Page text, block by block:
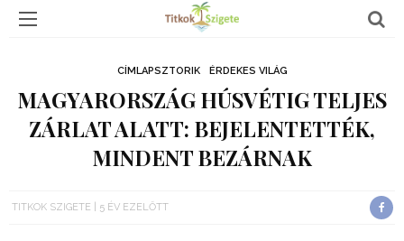
CÍMLAPSZTORIK ÉRDEKES VILÁG
MAGYARORSZÁG HÚSVÉTIG TELJES
ZÁRLAT ALATT: BEJELENTETTÉK,
MINDENT BEZÁRNAK
TITKOK SZIGETE 5 ÉV EZELŐTT